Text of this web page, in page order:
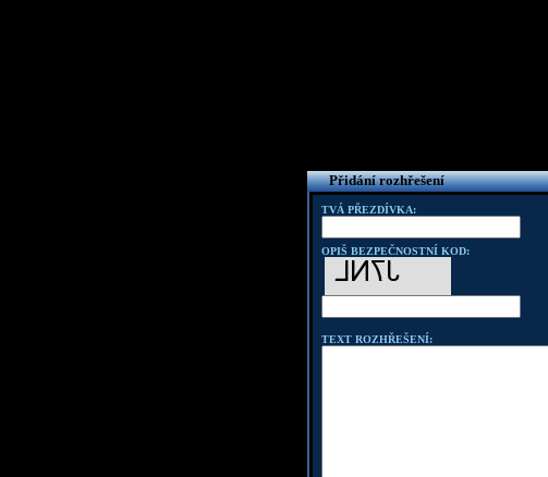
Přidání rozhřešení
TVÁ PŘEZDÍVKA:
OPIŠ BEZPEČNOSTNÍ KOD:
TEXT ROZHŘEŠENÍ: